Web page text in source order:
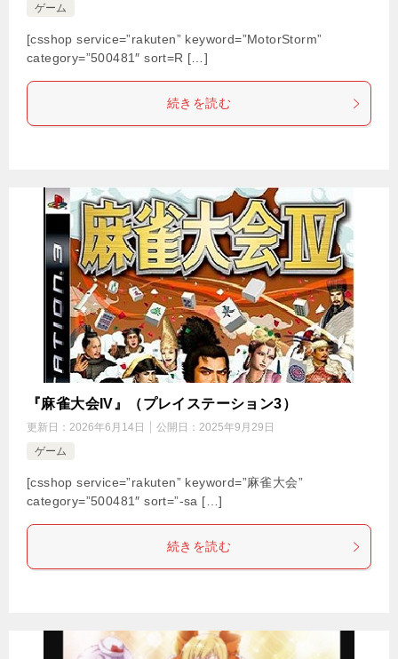
ゲーム
[csshop service=”rakuten” keyword=”MotorStorm”
category=”500481″ sort=R […]
続きを読む
『麻雀大会IV』（プレイステーション3）
更新日： 2026年6月14日 公開日： 2025年9月29日
ゲーム
[csshop service=”rakuten” keyword=”麻雀大会”
category=”500481″ sort=”-sa […]
続きを読む